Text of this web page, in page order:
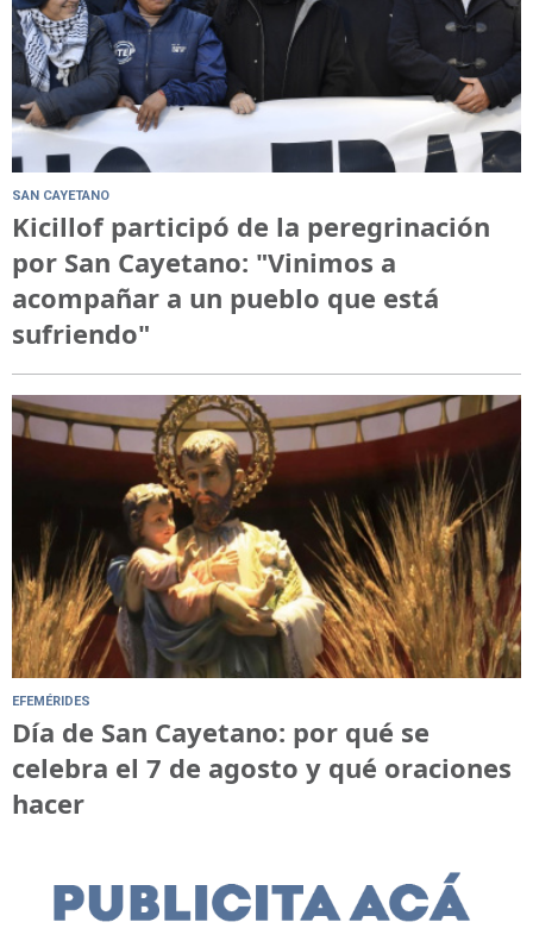
SAN CAYETANO
Kicillof participó de la peregrinación
por San Cayetano: "Vinimos a
acompañar a un pueblo que está
sufriendo"
EFEMÉRIDES
Día de San Cayetano: por qué se
celebra el 7 de agosto y qué oraciones
hacer